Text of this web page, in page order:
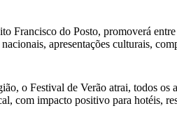
Francisco do Posto, promoverá
apresentações culturais,
o Festival de Verão atrai, todos os
com impacto positivo para hotéis,